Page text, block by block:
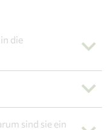
die
sind sie ein